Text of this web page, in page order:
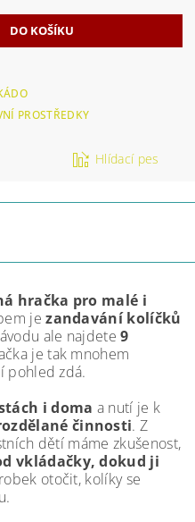
PROSTŘEDKY
Hlídací pes
hračka pro malé i
jezandavání kolíčků
ale najdete9
je tak mnohem
pohled zdá.
i doma a nutí je k
činnosti. Z
dětí máme zkušenost,
vkládačky, dokud ji
otočit, kolíky se